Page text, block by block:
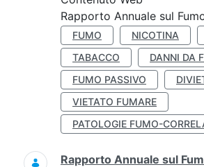
Rapporto Annuale sul
FUMO NICOTINA
TABACCO
DANNI DA
FUMO PASSIVO
VIETATO FUMARE
PATOLOGIE FUMO-
Rapporto Annuale sul